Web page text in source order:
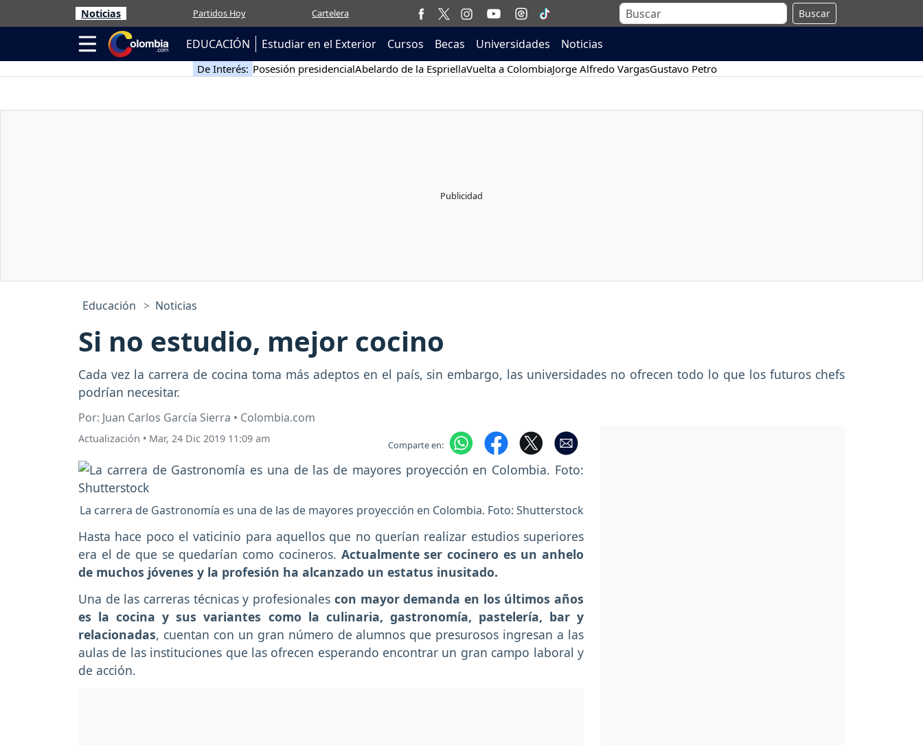
Noticias Partidos Hoy Cartelera Buscar
EDUCACIÓN Estudiar en el Exterior Cursos Becas Universidades Noticias
De Interés: Posesión presidencialAbelardo de la EspriellaVuelta a ColombiaJorge Alfredo VargasGustavo Petro
Educación Noticias
Si no estudio, mejor cocino
Cada vez la carrera de cocina toma más adeptos en el país, sin embargo, las universidades no ofrecen todo lo que los futuros chefs
podrían necesitar.
Por: Juan Carlos García Sierra • Colombia.com
Actualización • Mar, 24 Dic 2019 11:09 am Comparte en:
La carrera de Gastronomía es una de las de mayores proyección en Colombia. Foto: Shutterstock
Hasta hace poco el vaticinio para aquellos que no querían realizar estudios superiores
era el de que se quedarían como cocineros. Actualmente ser cocinero es un anhelo
de muchos jóvenes y la profesión ha alcanzado un estatus inusitado.
Una de las carreras técnicas y profesionales con mayor demanda en los últimos años
es la cocina y sus variantes como la culinaria, gastronomía, pastelería, bar y
relacionadas, cuentan con un gran número de alumnos que presurosos ingresan a las
aulas de las instituciones que las ofrecen esperando encontrar un gran campo laboral y
de acción.